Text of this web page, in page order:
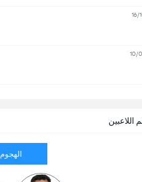
اللاعبين
الهجوم
16/
10/